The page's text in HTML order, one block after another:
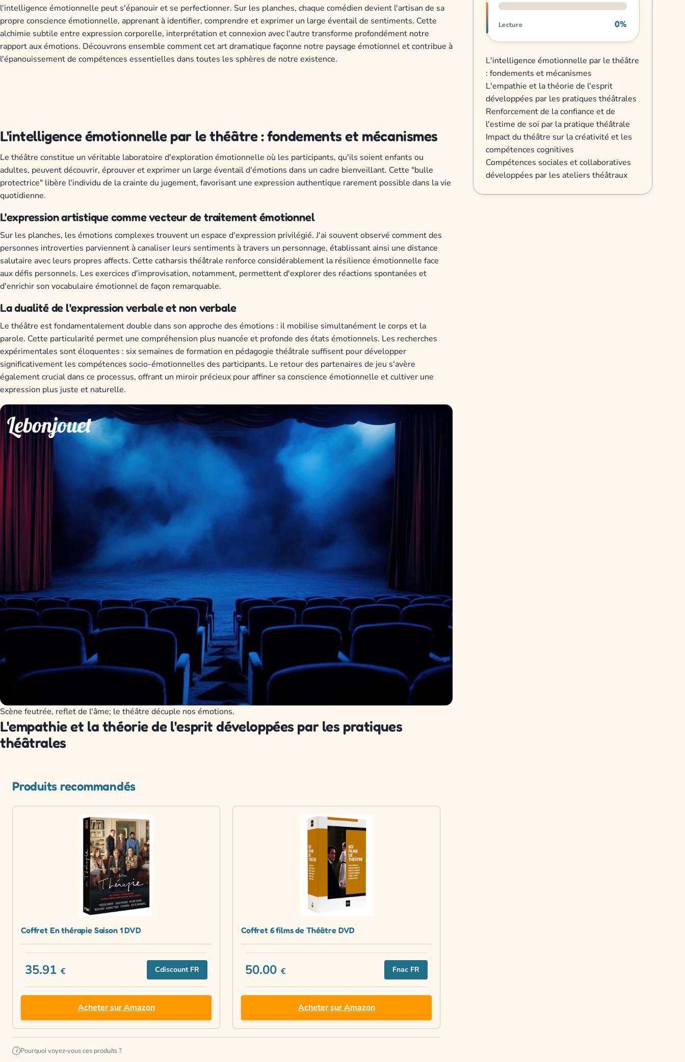
l'intelligence émotionnelle peut s'épanouir et se perfectionner. Sur les planches, chaque comédien devient l'artisan de sa
propre conscience émotionnelle, apprenant à identifier, comprendre et exprimer un large éventail de sentiments. Cette
alchimie subtile entre expression corporelle, interprétation et connexion avec l'autre transforme profondément notre
rapport aux émotions. Découvrons ensemble comment cet art dramatique façonne notre paysage émotionnel et contribue à
l'épanouissement de compétences essentielles dans toutes les sphères de notre existence.
L'intelligence émotionnelle par le théâtre : fondements et mécanismes
Le théâtre constitue un véritable laboratoire d'exploration émotionnelle où les participants, qu'ils soient enfants ou
adultes, peuvent découvrir, éprouver et exprimer un large éventail d'émotions dans un cadre bienveillant. Cette "bulle
protectrice" libère l'individu de la crainte du jugement, favorisant une expression authentique rarement possible dans la vie
quotidienne.
L'expression artistique comme vecteur de traitement émotionnel
Sur les planches, les émotions complexes trouvent un espace d'expression privilégié. J'ai souvent observé comment des
personnes introverties parviennent à canaliser leurs sentiments à travers un personnage, établissant ainsi une distance
salutaire avec leurs propres affects. Cette catharsis théâtrale renforce considérablement la résilience émotionnelle face
aux défis personnels. Les exercices d'improvisation, notamment, permettent d'explorer des réactions spontanées et
d'enrichir son vocabulaire émotionnel de façon remarquable.
La dualité de l'expression verbale et non verbale
Le théâtre est fondamentalement double dans son approche des émotions : il mobilise simultanément le corps et la
parole. Cette particularité permet une compréhension plus nuancée et profonde des états émotionnels. Les recherches
expérimentales sont éloquentes : six semaines de formation en pédagogie théâtrale suffisent pour développer
significativement les compétences socio-émotionnelles des participants. Le retour des partenaires de jeu s'avère
également crucial dans ce processus, offrant un miroir précieux pour affiner sa conscience émotionnelle et cultiver une
expression plus juste et naturelle.
Scène feutrée, reflet de l'âme; le théâtre décuple nos émotions.
L'empathie et la théorie de l'esprit développées par les pratiques
théâtrales
Produits recommandés
Coffret En thérapie Saison 1 DVD
35.91 € Cdiscount FR
Acheter sur Amazon
Coffret 6 films de Théâtre DVD
50.00 € Fnac FR
Acheter sur Amazon
i Pourquoi voyez-vous ces produits ?
Lecture 0%
L'intelligence émotionnelle par le théâtre
: fondements et mécanismes
L'empathie et la théorie de l'esprit
développées par les pratiques théâtrales
Renforcement de la confiance et de
l'estime de soi par la pratique théâtrale
Impact du théâtre sur la créativité et les
compétences cognitives
Compétences sociales et collaboratives
développées par les ateliers théâtraux